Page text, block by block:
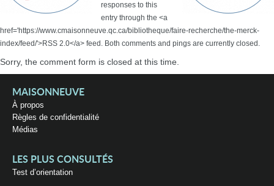
responses to this
entry through the <a
href='https://www.cmaisonneuve.qc.ca/bibliotheque/faire-recherche/the-merck-
index/feed/'>RSS 2.0</a> feed. Both comments and pings are currently closed.
Sorry, the comment form is closed at this time.
MAISONNEUVE
À propos
Règles de confidentialité
Médias
LES PLUS CONSULTÉS
Test d’orientation